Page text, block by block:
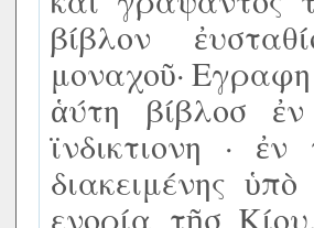
βίβλον
μοναχοῦ·
ἁύτη βίβλοσ
ϊνδικτιονη ·
διακειμένης
ενορία τῆσ